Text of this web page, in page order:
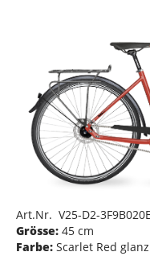
Art.Nr. V25-D2-
Grösse: 45 cm
Farbe: Scarlet Red glanz